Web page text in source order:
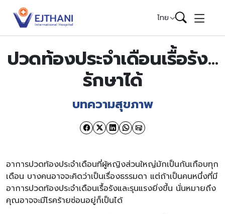
Skip to content
ไทย
ปวดท้องประจำเดือนเรื้อรัง…
รักษาได้
บทความสุขภาพ
อาการปวดท้องประจำเดือนที่ผู้หญิงส่วนใหญ่มักเป็นกันเกือบทุก
เดือน บางคนอาจจะคิดว่าเป็นเรื่องธรรมดา แต่ถ้าเป็นคนหนึ่งที่มี
อาการปวดท้องประจำเดือนเรื้อรังและรุนแรงยิ่งขึ้น นั่นหมายถึง
คุณอาจจะมีโรคร้ายซ่อนอยู่ก็เป็นได้